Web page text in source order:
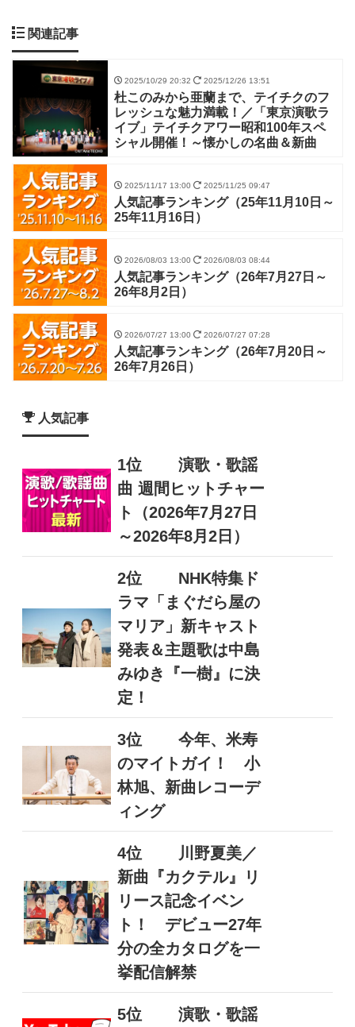
関連記事
2025/10/29 20:32 2025/12/26 13:51
杜このみから亜蘭まで、テイチクのフ
レッシュな魅力満載！／「東京演歌ラ
イブ」テイチクアワー昭和100年スペ
シャル開催！～懐かしの名曲＆新曲
2025/11/17 13:00 2025/11/25 09:47
人気記事ランキング（25年11月10日～
25年11月16日）
2026/08/03 13:00 2026/08/03 08:44
人気記事ランキング（26年7月27日～
26年8月2日）
2026/07/27 13:00 2026/07/27 07:28
人気記事ランキング（26年7月20日～
26年7月26日）
人気記事
1位
演歌・歌謡
曲 週間ヒットチャー
ト（2026年7月27日
～2026年8月2日）
2位
NHK特集ド
ラマ「まぐだら屋の
マリア」新キャスト
発表＆主題歌は中島
みゆき『一樹』に決
定！
3位
今年、米寿
のマイトガイ！ 小
林旭、新曲レコーデ
ィング
4位
川野夏美／
新曲『カクテル』リ
リース記念イベン
ト！ デビュー27年
分の全カタログを一
挙配信解禁
5位
演歌・歌謡